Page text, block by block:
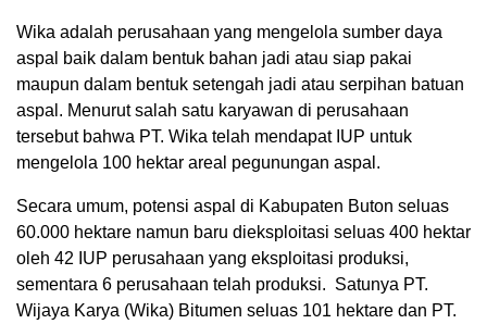
Wika adalah perusahaan yang mengelola sumber daya
aspal baik dalam bentuk bahan jadi atau siap pakai
maupun dalam bentuk setengah jadi atau serpihan batuan
aspal. Menurut salah satu karyawan di perusahaan
tersebut bahwa PT. Wika telah mendapat IUP untuk
mengelola 100 hektar areal pegunungan aspal.
Secara umum, potensi aspal di Kabupaten Buton seluas
60.000 hektare namun baru dieksploitasi seluas 400 hektar
oleh 42 IUP perusahaan yang eksploitasi produksi,
sementara 6 perusahaan telah produksi. Satunya PT.
Wijaya Karya (Wika) Bitumen seluas 101 hektare dan PT.